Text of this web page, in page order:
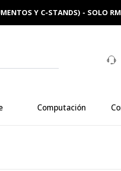
Computación
Y C-STANDS) - SOLO RM